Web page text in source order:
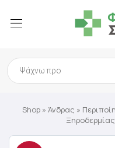
Products
search
Shop » Άνδρας »